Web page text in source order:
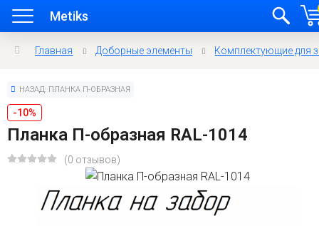
Metiks
Главная Доборные элементы Комплектующие для
НАЗАД: ПЛАНКА П-ОБРАЗНАЯ
-10%
Планка П-образная RAL-1014
(0 отзывов)